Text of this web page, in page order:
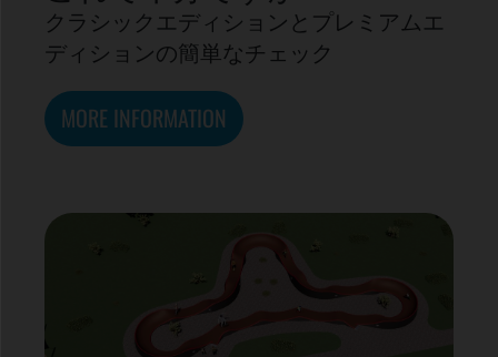
クラシックエディションとプレミアムエ
ディションの簡単なチェック
MORE INFORMATION